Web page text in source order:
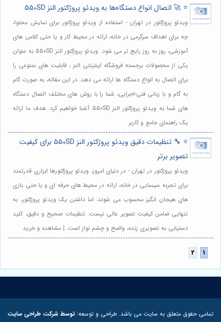
⭐️ 🚀 اتصال انواع دستگاه‌ها به ویدئو پروژکتور النز 550SD
ویدئو پروژکتور در تهران - استفاده از ویدئو پروژکتور برای نمایش محتوا،
چه برای اهداف سرگرمی در خانه، ارائه در محیط کار و یا حتی کلاس های
آموزشی، روز به روز رایج تر می شود. ویدئو پروژکتور النز 550SD به عنوان
یکی از محصولات برجسته فروشگاه اینترنتی النز ، قابلیت های متنوعی را
برای اتصال به انواع دستگاه ها ارائه می دهد. در این مقاله، به صورت گام
به گام و با زبانی فنی-اجرایی، شما را با روش های مختلف اتصال دستگاه
های شما به ویدئو پروژکتور النز 550SD آشنا خواهیم کرد. هدف ما ارائه
یک راهنمای جامع و کاربر
⭐️ 🔧 تنظیمات دقیق ویدئو پروژکتور النز 550SD برای کیفیت
تصویر برتر
ویدئو پروژکتور در تهران - در دنیای امروز، ویدئو پروژکتورها ابزاری قدرتمند
برای تجربه سینمایی در خانه، ارائه در محیط های حرفه ای و یا حتی بازی
های هیجان انگیز محسوب می شوند. اما داشتن یک ویدئو پروژکتور، به
تنهایی ضامن کیفیت تصویر عالی نیست. تنظیمات صحیح و دقیق، کلید
دستیابی به تصویری زنده، واضح و چشم نواز است. | مشاهده و خرید
تمامی حقوق متعلق به سایت می باشد. طراحی و توسعه: توسط شرکت طراحی سایت